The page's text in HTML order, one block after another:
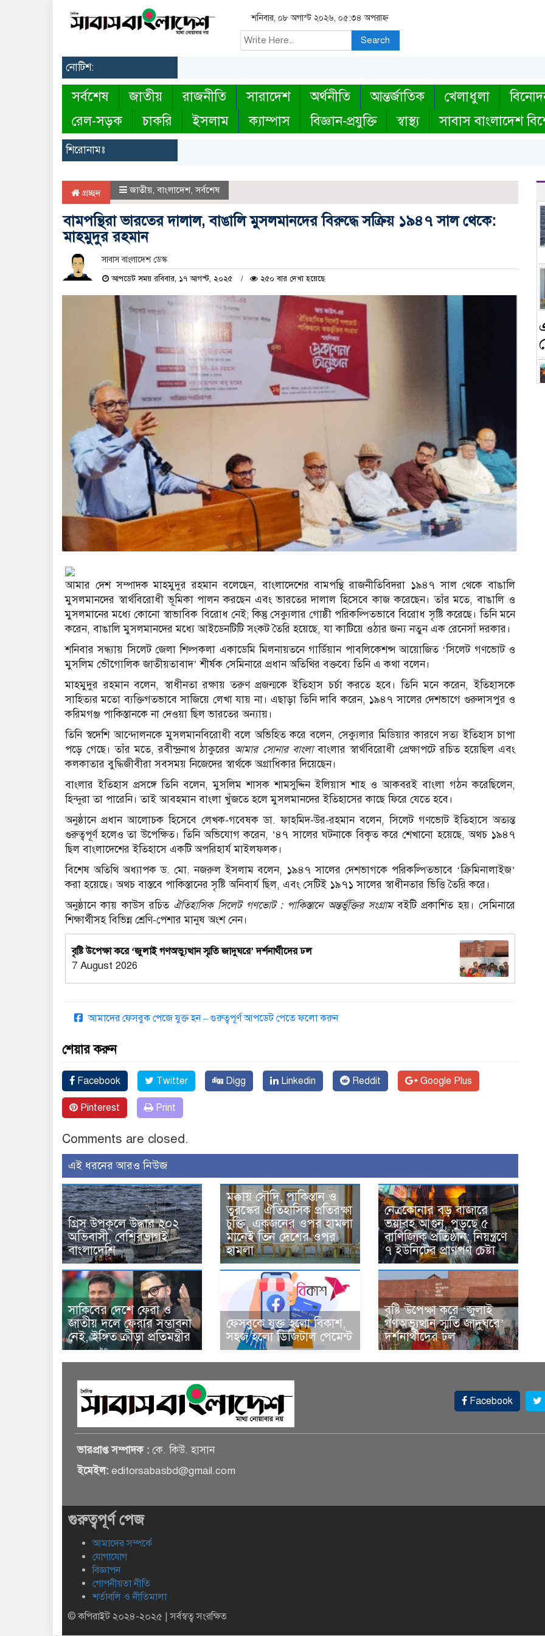
শনিবার, ০৮ অগাস্ট ২০২৬, ০৫:৩৪ অপরাহ্ন
Search
নোটিশ:
সর্বশেষ জাতীয় রাজনীতি সারাদেশ অর্থনীতি আন্তর্জাতিক খেলাধুলা
রেল-সড়ক
চাকরি ইসলাম ক্যাম্পাস বিজ্ঞান-প্রযুক্তি স্বাস্থ্য সাবাস বাংলাদেশ
শিরোনামঃ
প্রচ্ছদ জাতীয়,বাংলাদেশ,সর্বশেষ
বামপন্থিরা ভারতের দালাল, বাঙালি মুসলমানদের বিরুদ্ধে সক্রিয় ১৯৪৭ সাল থেকে:
মাহমুদুর রহমান
সাবাস বাংলাদেশ ডেস্ক
আপডেট সময় রবিবার, ১৭ আগস্ট, ২০২৫ ২৫০ বার দেখা হয়েছে
আমার দেশ সম্পাদক মাহমুদুর রহমান বলেছেন, বাংলাদেশের বামপন্থি রাজনীতিবিদরা ১৯৪৭ সাল থেকে বাঙালি
মুসলমানদের স্বার্থবিরোধী ভূমিকা পালন করছেন এবং ভারতের দালাল হিসেবে কাজ করেছেন। তাঁর মতে, বাঙালি ও
মুসলমানের মধ্যে কোনো স্বাভাবিক বিরোধ নেই; কিন্তু সেক্যুলার গোষ্ঠী পরিকল্পিতভাবে বিরোধ সৃষ্টি করেছে। তিনি মনে
করেন, বাঙালি মুসলমানদের মধ্যে আইডেনটিটি সংকট তৈরি হয়েছে, যা কাটিয়ে ওঠার জন্য নতুন এক রেনেসাঁ দরকার।
শনিবার সন্ধ্যায় সিলেট জেলা শিল্পকলা একাডেমি মিলনায়তনে গার্ডিয়ান পাবলিকেশন্স আয়োজিত ‘সিলেট গণভোট ও
মুসলিম ভৌগোলিক জাতীয়তাবাদ’ শীর্ষক সেমিনারে প্রধান অতিথির বক্তব্যে তিনি এ কথা বলেন।
মাহমুদুর রহমান বলেন, স্বাধীনতা রক্ষায় তরুণ প্রজন্মকে ইতিহাস চর্চা করতে হবে। তিনি মনে করেন, ইতিহাসকে
সাহিত্যর মতো ব্যক্তিগতভাবে সাজিয়ে লেখা যায় না। এছাড়া তিনি দাবি করেন, ১৯৪৭ সালের দেশভাগে গুরুদাসপুর ও
করিমগঞ্জ পাকিস্তানকে না দেওয়া ছিল ভারতের অন্যায়।
তিনি স্বদেশি আন্দোলনকে মুসলমানবিরোধী বলে অভিহিত করে বলেন, সেক্যুলার মিডিয়ার কারণে সত্য ইতিহাস চাপা
পড়ে গেছে। তাঁর মতে, রবীন্দ্রনাথ ঠাকুরের আমার সোনার বাংলাবাংলার স্বার্থবিরোধী প্রেক্ষাপটে রচিত হয়েছিল এবং
কলকাতার বুদ্ধিজীবীরা সবসময় নিজেদের স্বার্থকে অগ্রাধিকার দিয়েছেন।
বাংলার ইতিহাস প্রসঙ্গে তিনি বলেন, মুসলিম শাসক শামসুদ্দিন ইলিয়াস শাহ ও আকবরই বাংলা গঠন করেছিলেন,
হিন্দুরা তা পারেনি। তাই আবহমান বাংলা খুঁজতে হলে মুসলমানদের ইতিহাসের কাছে ফিরে যেতে হবে।
অনুষ্ঠানে প্রধান আলোচক হিসেবে লেখক-গবেষক ডা. ফাহমিদ-উর-রহমান বলেন, সিলেট গণভোট ইতিহাসে অত্যন্ত
গুরুত্বপূর্ণ হলেও তা উপেক্ষিত। তিনি অভিযোগ করেন, ’৪৭ সালের ঘটনাকে বিকৃত করে শেখানো হয়েছে, অথচ ১৯৪৭
ছিল বাংলাদেশের ইতিহাসে একটি অপরিহার্য মাইলফলক।
বিশেষ অতিথি অধ্যাপক ড. মো. নজরুল ইসলাম বলেন, ১৯৪৭ সালের দেশভাগকে পরিকল্পিতভাবে ‘ক্রিমিনালাইজ’
করা হয়েছে। অথচ বাস্তবে পাকিস্তানের সৃষ্টি অনিবার্য ছিল, এবং সেটিই ১৯৭১ সালের স্বাধীনতার ভিত্তি তৈরি করে।
অনুষ্ঠানে কায় কাউস রচিত ঐতিহাসিক সিলেট গণভোট : পাকিস্তানে অন্তর্ভুক্তির সংগ্রামবইটি প্রকাশিত হয়। সেমিনারে
শিক্ষার্থীসহ বিভিন্ন শ্রেণি-পেশার মানুষ অংশ নেন।
বৃষ্টি উপেক্ষা করে ‘জুলাই গণঅভ্যুত্থান স্মৃতি জাদুঘরে’ দর্শনার্থীদের ঢল
7 August 2026
আমাদের ফেসবুক পেজে যুক্ত হন – গুরুত্বপূর্ণ আপডেট পেতে ফলো করুন
শেয়ার করুন
Facebook Twitter Digg Linkedin Reddit Google Plus
Pinterest Print
Comments are closed.
এই ধরনের আরও নিউজ
গ্রিস উপকূলে উদ্ধার ২০২
অভিবাসী, বেশিরভাগই
বাংলাদেশি
মক্কায় সৌদি, পাকিস্তান ও
তুরস্কের ঐতিহাসিক প্রতিরক্ষা
চুক্তি, একজনের ওপর হামলা
মানেই তিন দেশের ওপর
হামলা
নেত্রকোনার বড় বাজারে
ভয়াবহ আগুন, পুড়ছে ৫
বাণিজ্যিক প্রতিষ্ঠান; নিয়ন্ত্রণে
৭ ইউনিটের প্রাণপণ চেষ্টা
সাকিবের দেশে ফেরা ও
জাতীয় দলে ফেরার সম্ভাবনা
নেই, ইঙ্গিত ক্রীড়া প্রতিমন্ত্রীর
ফেসবুকে যুক্ত হলো বিকাশ,
সহজ হলো ডিজিটাল পেমেন্ট
বৃষ্টি উপেক্ষা করে ‘জুলাই
গণঅভ্যুত্থান স্মৃতি জাদুঘরে’
দর্শনার্থীদের ঢল
Facebook
ভারপ্রাপ্ত সম্পাদক : কে. কিউ. হাসান
ইমেইল: editorsabasbd@gmail.com
গুরুত্বপূর্ণ পেজ
আমাদের সম্পর্কে
যোগাযোগ
বিজ্ঞাপন
গোপনীয়তা নীতি
শর্তাবলি ও নীতিমালা
© কপিরাইট ২০২৪-২০২৫ | সর্বস্বত্ব সংরক্ষিত